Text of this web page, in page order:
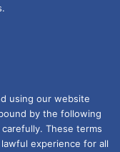
using our website
by the following
These terms
experience for all